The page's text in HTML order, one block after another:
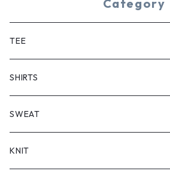
Category
TEE
SHORT SLEEVE
LONG SLEEVE
SHIRTS
SHORT SLEEVE
LONG SLEEVE
SWEAT
KNIT